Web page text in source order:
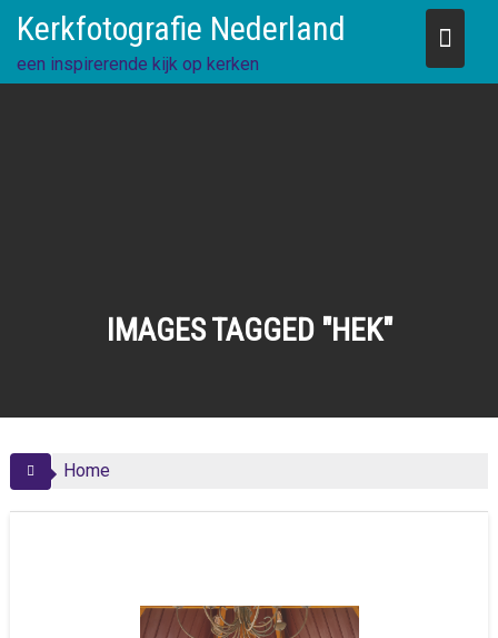
content
Kerkfotografie Nederland
een inspirerende kijk op kerken
IMAGES TAGGED "HEK"
Home